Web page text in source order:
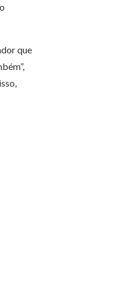
que